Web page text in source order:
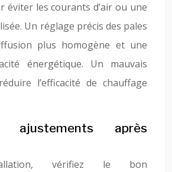
éviter les courants d’air ou une
Un réglage précis des pales
plus homogène et une
énergétique. Un mauvais
l’efficacité de chauffage
après
vérifiez le bon